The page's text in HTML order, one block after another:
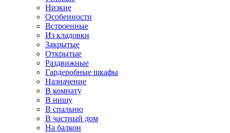
Низкие
Особенности
Встроенные
Из кладовки
Закрытые
Открытые
Раздвижные
Гардеробные шкафы
Назначение
В комнату
В нишу
В спальню
В частный дом
На балкон